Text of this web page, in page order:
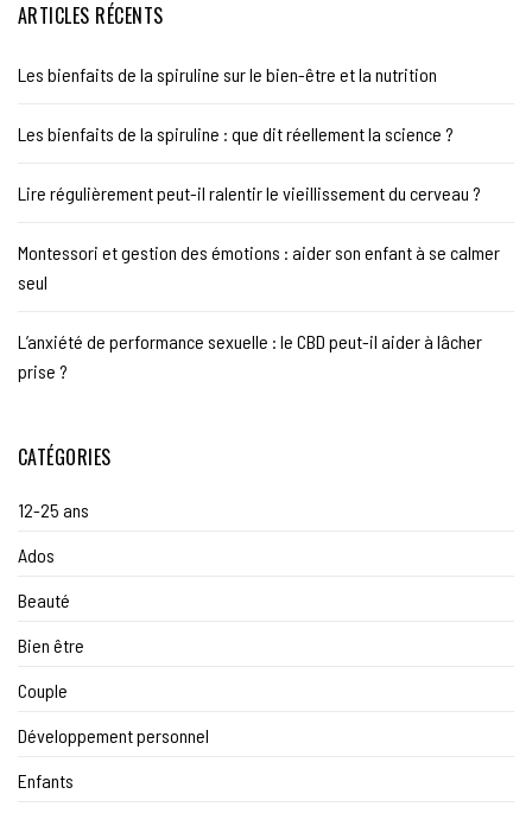
ARTICLES RÉCENTS
Les bienfaits de la spiruline sur le bien-être et la nutrition
Les bienfaits de la spiruline : que dit réellement la science ?
Lire régulièrement peut-il ralentir le vieillissement du cerveau ?
Montessori et gestion des émotions : aider son enfant à se calmer
seul
L’anxiété de performance sexuelle : le CBD peut-il aider à lâcher
prise ?
CATÉGORIES
12-25 ans
Ados
Beauté
Bien être
Couple
Développement personnel
Enfants